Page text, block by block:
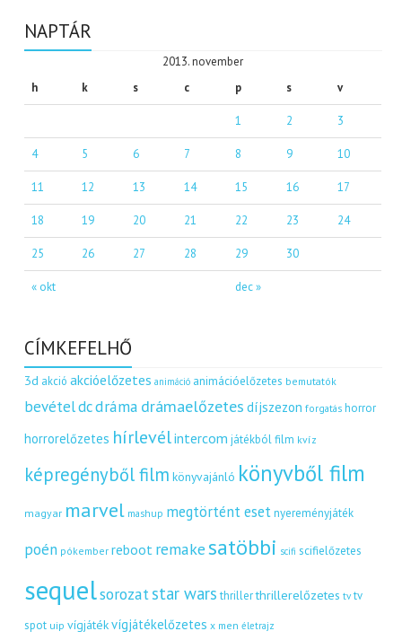
NAPTÁR
2013. november
h
k s c p s v
« okt dec »
1 2 3
4 5 6 7 8 9 10
11 12 13 14 15 16 17
18 19 20 21 22 23 24
25 26 27 28 29 30
CÍMKEFELHŐ
3d akció akcióelőzetes animáció animációelőzetes bemutatók
bevételdcdráma drámaelőzetes díjszezon forgatás horror
horrorelőzetes hírlevélintercom játékból film kvíz
képregényből film könyvajánló könyvből film
magyar marvel mashup megtörtént eset nyereményjáték
poén pókember reboot remakesatöbbi scifi scifielőzetes
sequelsorozatstar wars thriller thrillerelőzetes tv tv
spot uip vígjátékvígjátékelőzetes x men életrajz